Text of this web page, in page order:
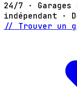
24/7 · Garages
indépendant ·
// Trouver un